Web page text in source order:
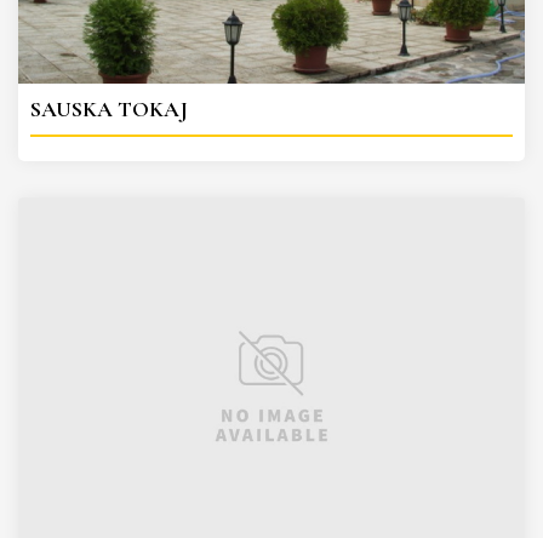
SAUSKA TOKAJ